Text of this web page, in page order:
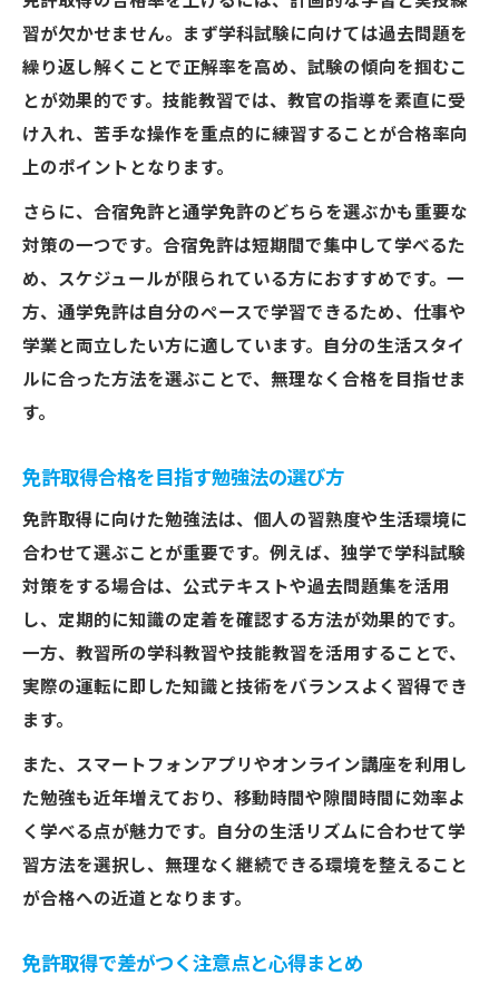
習が欠かせません。まず学科試験に向けては過去問題を
繰り返し解くことで正解率を高め、試験の傾向を掴むこ
とが効果的です。技能教習では、教官の指導を素直に受
け入れ、苦手な操作を重点的に練習することが合格率向
上のポイントとなります。
さらに、合宿免許と通学免許のどちらを選ぶかも重要な
対策の一つです。合宿免許は短期間で集中して学べるた
め、スケジュールが限られている方におすすめです。一
方、通学免許は自分のペースで学習できるため、仕事や
学業と両立したい方に適しています。自分の生活スタイ
ルに合った方法を選ぶことで、無理なく合格を目指せま
す。
免許取得合格を目指す勉強法の選び方
免許取得に向けた勉強法は、個人の習熟度や生活環境に
合わせて選ぶことが重要です。例えば、独学で学科試験
対策をする場合は、公式テキストや過去問題集を活用
し、定期的に知識の定着を確認する方法が効果的です。
一方、教習所の学科教習や技能教習を活用することで、
実際の運転に即した知識と技術をバランスよく習得でき
ます。
また、スマートフォンアプリやオンライン講座を利用し
た勉強も近年増えており、移動時間や隙間時間に効率よ
く学べる点が魅力です。自分の生活リズムに合わせて学
習方法を選択し、無理なく継続できる環境を整えること
が合格への近道となります。
免許取得で差がつく注意点と心得まとめ